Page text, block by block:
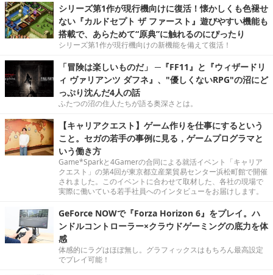
シリーズ第1作が現行機向けに復活！懐かしくも色褪せ
ない『カルドセプト ザ ファースト』遊びやすい機能も
搭載で、あらためて“原典”に触れるのにぴったり
シリーズ第1作が現行機向けの新機能を備えて復活！
「冒険は楽しいものだ」 ─『FF11』と『ウィザードリ
ィ ヴァリアンツ ダフネ』、"優しくないRPG"の沼にど
っぷり沈んだ4人の話
ふたつの沼の住人たちが語る奥深さとは。
【キャリアクエスト】ゲーム作りを仕事にするという
こと。セガの若手の事例に見る，ゲームプログラマと
いう働き方
Game*Sparkと4Gamerの合同による就活イベント「キャリア
クエスト」の第4回が東京都立産業貿易センター浜松町館で開催
されました。このイベントに合わせて取材した、各社の現場で
実際に働いている若手社員へのインタビューをお届けします。
GeForce NOWで『Forza Horizon 6』をプレイ。ハ
ンドルコントローラー×クラウドゲーミングの底力を体
感
体感的にラグはほぼ無し。グラフィックスはもちろん最高設定
でプレイ可能！